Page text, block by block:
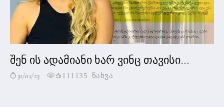
შენ ის ადამიანი ხარ ვინც თავისი...
31/01/23 111135 ნახვა